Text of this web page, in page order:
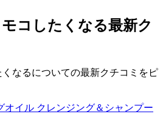
コしたくなる最新ク
なるについての最新クチコミをピ
オイル クレンジング＆シャンプー